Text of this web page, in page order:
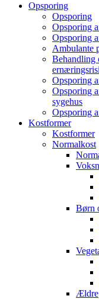
Opsporing
Opsporing
Opsporing
Opsporing
Ambulante
Behandling
Opsporing
Opsporing
sygehus
Opsporing
Kostformer
Kostformer
Normalkost
Børn
Ældre